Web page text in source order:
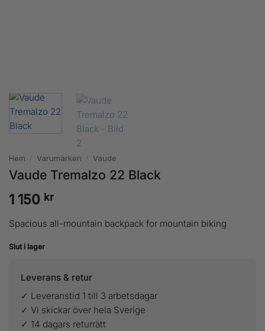
Hem / Varumärken / Vaude
Vaude Tremalzo 22 Black
1 150 kr
Spacious all-mountain backpack for mountain biking
Slut i lager
Leverans & retur
✓ Leveranstid 1 till 3 arbetsdagar
✓ Vi skickar över hela Sverige
✓ 14 dagars returrätt